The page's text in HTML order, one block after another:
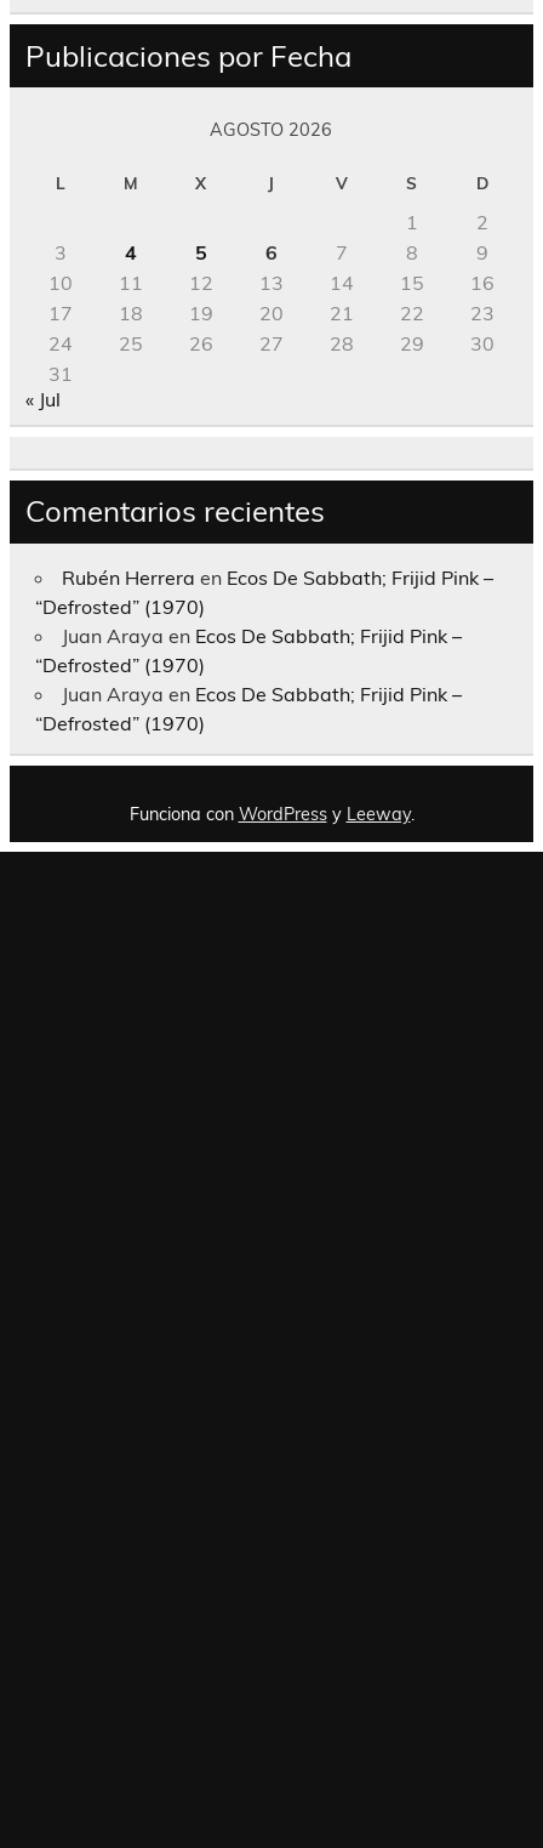
Publicaciones por Fecha
AGOSTO 2026
L M X J V S D
1
2
3
4 5 6 7 8
9
10
11 12 13 14 15
16
17
18 19 20 21 22
23
24
25 26 27 28 29
30
31
« Jul
Comentarios recientes
Rubén Herrera en Ecos De Sabbath; Frijid Pink –
“Defrosted” (1970)
Juan Araya en Ecos De Sabbath; Frijid Pink –
“Defrosted” (1970)
Juan Araya en Ecos De Sabbath; Frijid Pink –
“Defrosted” (1970)
Funciona con WordPressy Leeway.